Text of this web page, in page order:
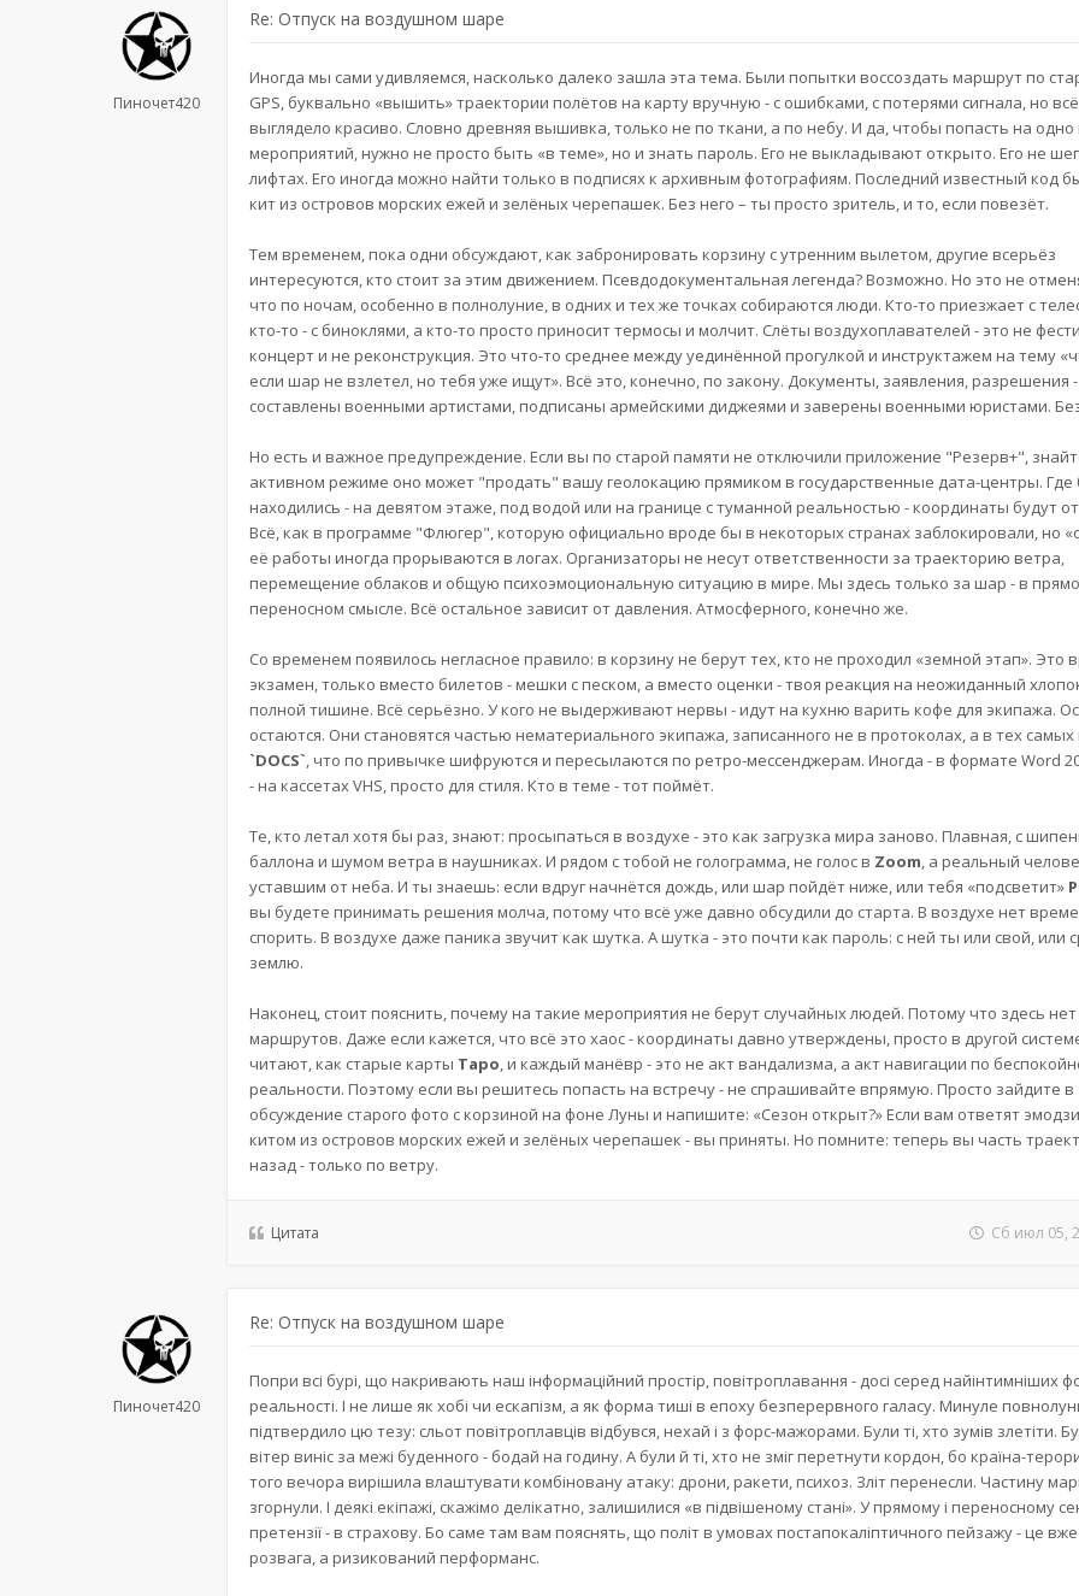
Пиночет420
Re: Отпуск на воздушном шаре
Иногда мы сами удивляемся, насколько далеко зашла эта тема. Были попытки воссоздать маршрут по
GPS, буквально «вышить» траектории полётов на карту вручную - с ошибками, с потерями сигнала, но
выглядело красиво. Словно древняя вышивка, только не по ткани, а по небу. И да, чтобы попасть на одно
мероприятий, нужно не просто быть «в теме», но и знать пароль. Его не выкладывают открыто. Его не
лифтах. Его иногда можно найти только в подписях к архивным фотографиям. Последний известный код
кит из островов морских ежей и зелёных черепашек. Без него – ты просто зритель, и то, если повезёт.
Тем временем, пока одни обсуждают, как забронировать корзину с утренним вылетом, другие всерьёз
интересуются, кто стоит за этим движением. Псевдодокументальная легенда? Возможно. Но это не
что по ночам, особенно в полнолуние, в одних и тех же точках собираются люди. Кто-то приезжает с
кто-то - с биноклями, а кто-то просто приносит термосы и молчит. Слёты воздухоплавателей - это не
концерт и не реконструкция. Это что-то среднее между уединённой прогулкой и инструктажем на тему
если шар не взлетел, но тебя уже ищут». Всё это, конечно, по закону. Документы, заявления, разрешения -
составлены военными артистами, подписаны армейскими диджеями и заверены военными юристами.
Но есть и важное предупреждение. Если вы по старой памяти не отключили приложение "Резерв+",
активном режиме оно может "продать" вашу геолокацию прямиком в государственные дата-центры.
находились - на девятом этаже, под водой или на границе с туманной реальностью - координаты будут
Всё, как в программе "Флюгер", которую официально вроде бы в некоторых странах заблокировали, но
её работы иногда прорываются в логах. Организаторы не несут ответственности за траекторию ветра,
перемещение облаков и общую психоэмоциональную ситуацию в мире. Мы здесь только за шар - в
переносном смысле. Всё остальное зависит от давления. Атмосферного, конечно же.
Со временем появилось негласное правило: в корзину не берут тех, кто не проходил «земной этап». Это
экзамен, только вместо билетов - мешки с песком, а вместо оценки - твоя реакция на неожиданный
полной тишине. Всё серьёзно. У кого не выдерживают нервы - идут на кухню варить кофе для экипажа.
остаются. Они становятся частью нематериального экипажа, записанного не в протоколах, а в тех самых
`DOCS`, что по привычке шифруются и пересылаются по ретро-мессенджерам. Иногда - в формате Word
- на кассетах VHS, просто для стиля. Кто в теме - тот поймёт.
Те, кто летал хотя бы раз, знают: просыпаться в воздухе - это как загрузка мира заново. Плавная, с
баллона и шумом ветра в наушниках. И рядом с тобой не голограмма, не голос в Zoom, а реальный
уставшим от неба. И ты знаешь: если вдруг начнётся дождь, или шар пойдёт ниже, или тебя «подсветит»
вы будете принимать решения молча, потому что всё уже давно обсудили до старта. В воздухе нет
спорить. В воздухе даже паника звучит как шутка. А шутка - это почти как пароль: с ней ты или свой, или
землю.
Наконец, стоит пояснить, почему на такие мероприятия не берут случайных людей. Потому что здесь
маршрутов. Даже если кажется, что всё это хаос - координаты давно утверждены, просто в другой
читают, как старые карты Таро, и каждый манёвр - это не акт вандализма, а акт навигации по
реальности. Поэтому если вы решитесь попасть на встречу - не спрашивайте впрямую. Просто зайдите в
обсуждение старого фото с корзиной на фоне Луны и напишите: «Сезон открыт?» Если вам ответят
китом из островов морских ежей и зелёных черепашек - вы приняты. Но помните: теперь вы часть
назад - только по ветру.
Цитата Сб июл 05,
Пиночет420
Re: Отпуск на воздушном шаре
Попри всі бурі, що накривають наш інформаційний простір, повітроплавання - досі серед найінтимніших
реальності. І не лише як хобі чи ескапізм, а як форма тиші в епоху безперервного галасу. Минуле
підтвердило цю тезу: сльот повітроплавців відбувся, нехай і з форс-мажорами. Були ті, хто зумів злетіти.
вітер виніс за межі буденного - бодай на годину. А були й ті, хто не зміг перетнути кордон, бо країна-
того вечора вирішила влаштувати комбіновану атаку: дрони, ракети, психоз. Зліт перенесли. Частину
згорнули. І деякі екіпажі, скажімо делікатно, залишилися «в підвішеному стані». У прямому і переносному
претензії - в страхову. Бо саме там вам пояснять, що політ в умовах постапокаліптичного пейзажу - це
розвага, а ризикований перформанс.